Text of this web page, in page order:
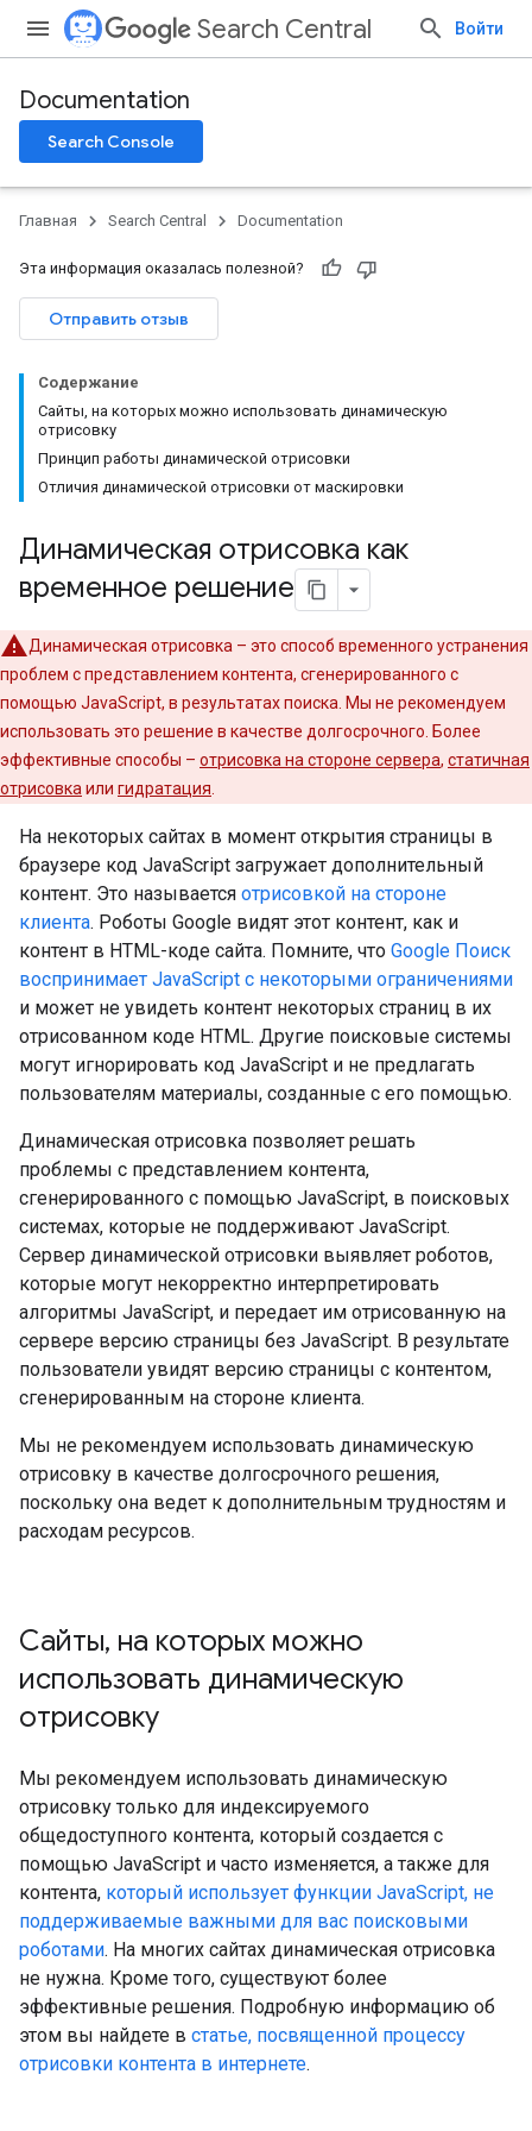
Search Central Войти
Documentation
Search Console
Главная Search Central Documentation
Эта информация оказалась полезной?
Отправить отзыв
Содержание
Сайты, на которых можно использовать динамическую
отрисовку
Принцип работы динамической отрисовки
Отличия динамической отрисовки от маскировки
Динамическая отрисовка как
временное решение
Динамическая отрисовка – это способ временного устранения
проблем с представлением контента, сгенерированного с
помощью JavaScript, в результатах поиска. Мы не рекомендуем
использовать это решение в качестве долгосрочного. Более
эффективные способы – отрисовка на стороне сервера, статичная
отрисовка или гидратация
На некоторых сайтах в момент открытия страницы в
браузере код JavaScript загружает дополнительный
контент. Это называется отрисовкой на стороне
клиента. Роботы Google видят этот контент, как и
контент в HTML-коде сайта. Помните, что Google Поиск
воспринимает JavaScript с некоторыми ограничениями
и может не увидеть контент некоторых страниц в их
отрисованном коде HTML. Другие поисковые системы
могут игнорировать код JavaScript и не предлагать
пользователям материалы, созданные с его помощью.
Динамическая отрисовка позволяет решать
проблемы с представлением контента,
сгенерированного с помощью JavaScript, в поисковых
системах, которые не поддерживают JavaScript.
Сервер динамической отрисовки выявляет роботов,
которые могут некорректно интерпретировать
алгоритмы JavaScript, и передает им отрисованную на
сервере версию страницы без JavaScript. В результате
пользователи увидят версию страницы с контентом,
сгенерированным на стороне клиента.
Мы не рекомендуем использовать динамическую
отрисовку в качестве долгосрочного решения,
поскольку она ведет к дополнительным трудностям и
расходам ресурсов.
Сайты, на которых можно
использовать динамическую
отрисовку
Мы рекомендуем использовать динамическую
отрисовку только для индексируемого
общедоступного контента, который создается с
помощью JavaScript и часто изменяется, а также для
контента, который использует функции JavaScript, не
поддерживаемые важными для вас поисковыми
роботами. На многих сайтах динамическая отрисовка
не нужна. Кроме того, существуют более
эффективные решения. Подробную информацию об
этом вы найдете в статье, посвященной процессу
отрисовки контента в интернете.